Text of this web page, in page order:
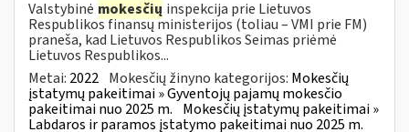
Valstybinė mokesčių inspekcija prie Lietuvos
Respublikos finansų ministerijos (toliau – VMI prie FM)
praneša, kad Lietuvos Respublikos Seimas priėmė
Lietuvos Respublikos...
Metai: 2022 Mokesčių žinyno kategorijos: Mokesčių
įstatymų pakeitimai » Gyventojų pajamų mokesčio
pakeitimai nuo 2025 m. Mokesčių įstatymų pakeitimai »
Labdaros ir paramos įstatymo pakeitimai nuo 2025 m.